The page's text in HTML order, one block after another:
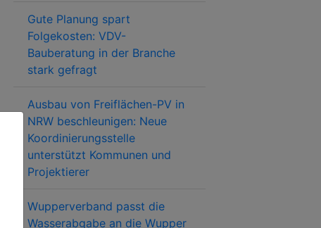
Gute Planung spart
Folgekosten: VDV-
Bauberatung in der Branche
stark gefragt
Ausbau von Freiflächen-PV in
NRW beschleunigen: Neue
Koordinierungsstelle
unterstützt Kommunen und
Projektierer
Wupperverband passt die
Wasserabgabe an die Wupper